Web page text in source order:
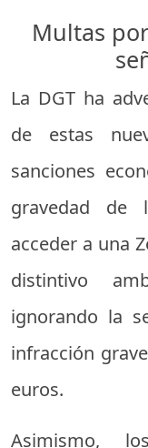
Multas
La DGT ha
de estas
sanciones
gravedad de
acceder a una
distintivo
ignorando la
infracción
euros.
Asimismo,